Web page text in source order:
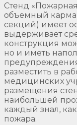
Стенд
объемный
секций) имеет
выдерживает
конструкция
но и иметь
разместить в
медицинских
размещения
наибольшей
каждый знал,
пожара.